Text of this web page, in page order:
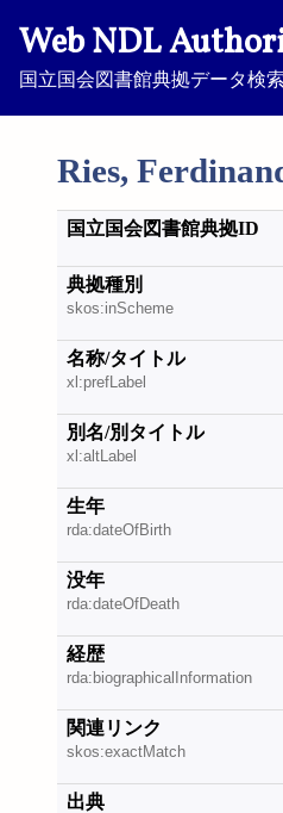
Web NDL
国立国会図書館典拠データ検
Ries,
国立国会図書館典拠ID
典拠種別
skos:inScheme
名称/タイトル
xl:prefLabel
別名/別タイトル
xl:altLabel
生年
rda:dateOfBirth
没年
rda:dateOfDeath
経歴
rda:biographicalInformation
関連リンク
skos:exactMatch
出典